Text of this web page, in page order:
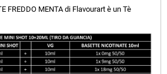
FREDDO MENTA di Flavourart è un Tè